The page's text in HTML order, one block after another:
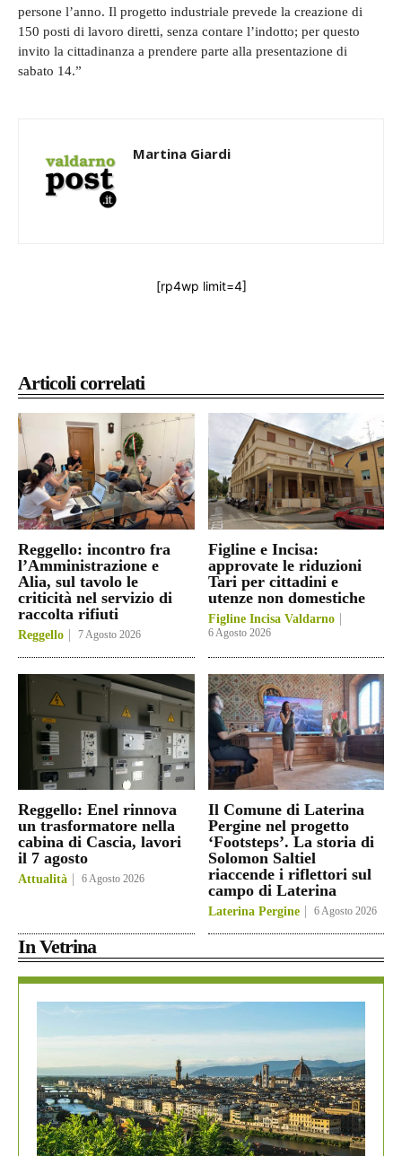
Articoli correlati
Reggello: incontro fra
l’Amministrazione e
Alia, sul tavolo le
criticità nel servizio di
raccolta rifiuti
Reggello 7 Agosto 2026
Figline e Incisa:
approvate le riduzioni
Tari per cittadini e
utenze non domestiche
Figline Incisa Valdarno
6 Agosto 2026
Reggello: Enel rinnova
un trasformatore nella
cabina di Cascia, lavori
il 7 agosto
Attualità 6 Agosto 2026
Il Comune di Laterina
Pergine nel progetto
‘Footsteps’. La storia di
Solomon Saltiel
riaccende i riflettori sul
campo di Laterina
Laterina Pergine 6 Agosto 2026
In Vetrina
persone l’anno. Il progetto industriale prevede la creazione di
150 posti di lavoro diretti, senza contare l’indotto; per questo
invito la cittadinanza a prendere parte alla presentazione di
sabato 14.”
Martina Giardi
[rp4wp limit=4]